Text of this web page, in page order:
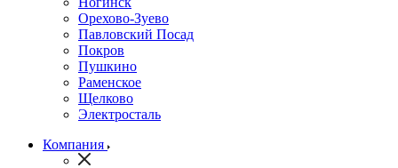
Орехово-Зуево
Павловский Посад
Покров
Пушкино
Раменское
Щелково
Электросталь
Компания